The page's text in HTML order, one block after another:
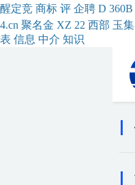
醒定竞 商标 评 企聘 D 360B
4.cn 聚名金 XZ 22 西部 玉集
表 信息 中介 知识